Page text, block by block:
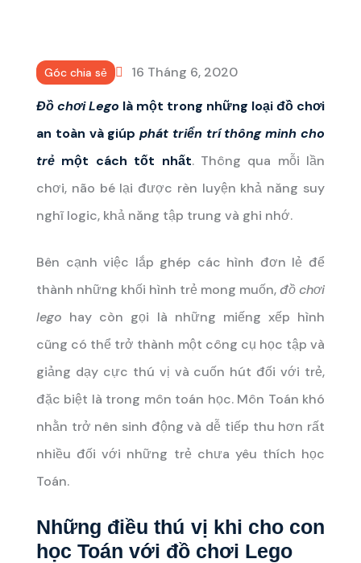
Góc chia sẻ
16 Tháng 6, 2020
Đồ chơi Lego là một trong những loại đồ chơi
an toàn và giúpphát triển trí thông minh cho
trẻ một cách tốt nhất. Thông qua mỗi lần
chơi, não bé lại được rèn luyện khả năng suy
nghĩ logic, khả năng tập trung và ghi nhớ.
Bên cạnh việc lắp ghép các hình đơn lẻ để
thành những khối hình trẻ mong muốn,đồ chơi
lego hay còn gọi là những miếng xếp hình
cũng có thể trở thành một công cụ học tập và
giảng dạy cực thú vị và cuốn hút đối với trẻ,
đặc biệt là trong môn toán học. Môn Toán khó
nhằn trở nên sinh động và dễ tiếp thu hơn rất
nhiều đối với những trẻ chưa yêu thích học
Toán.
Những điều thú vị khi cho con
học Toán với đồ chơi Lego